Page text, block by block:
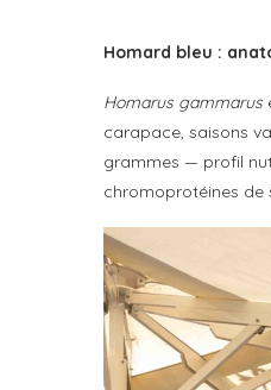
Homard bleu :
Homarus gammarus
carapace, saisons
grammes — profil
chromoprotéines de